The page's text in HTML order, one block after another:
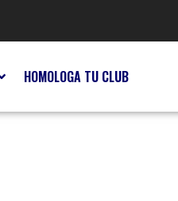
HOMOLOGA TU CLUB